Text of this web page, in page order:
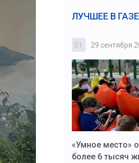
ЛУЧШЕЕ В
Алексей
со
01 29 сентября
«Умное место»
более 6 тысяч